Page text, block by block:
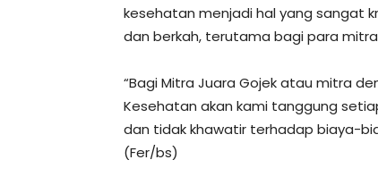
kesehatan menjadi hal yang sangat
dan berkah, terutama bagi para mitra
“Bagi Mitra Juara Gojek atau mitra
Kesehatan akan kami tanggung
dan tidak khawatir terhadap biaya-
(Fer/bs)